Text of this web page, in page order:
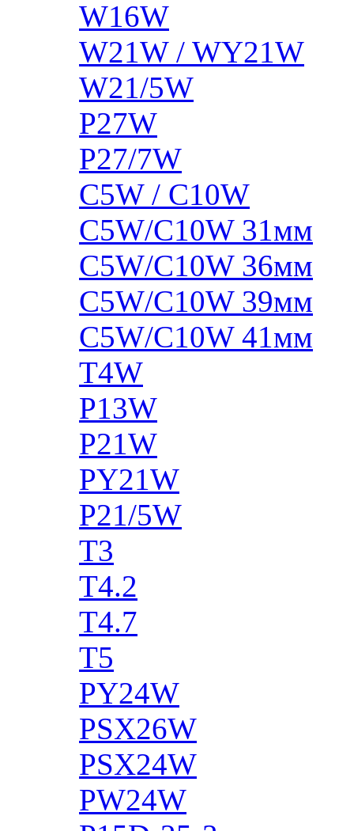
W16W
W21W / WY21W
W21/5W
P27W
P27/7W
C5W / C10W
C5W/C10W 31мм
C5W/C10W 36мм
C5W/C10W 39мм
C5W/C10W 41мм
T4W
P13W
P21W
PY21W
P21/5W
T3
T4.2
T4.7
T5
PY24W
PSX26W
PSX24W
PW24W